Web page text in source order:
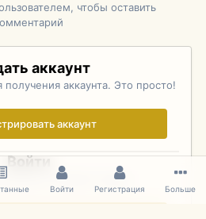
чтобы оставить
аккаунт
получения аккаунта. Это просто!
аккаунт
Войти
Войдите здесь.
Войти Регистрация Больше